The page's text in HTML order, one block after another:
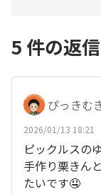
5 件の返信
ぴっきむ
2026/01/13 18:21
ピックルスの
手作り栗きん
たいです🤤